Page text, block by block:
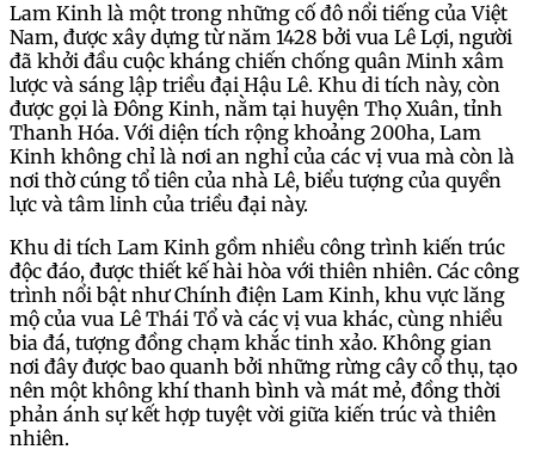
Lam Kinh là một trong những cố đô nổi tiếng của Việt
Nam, được xây dựng từ năm 1428 bởi vua Lê Lợi, người
đã khởi đầu cuộc kháng chiến chống quân Minh xâm
lược và sáng lập triều đại Hậu Lê. Khu di tích này, còn
được gọi là Đông Kinh, nằm tại huyện Thọ Xuân, tỉnh
Thanh Hóa. Với diện tích rộng khoảng 200ha, Lam
Kinh không chỉ là nơi an nghỉ của các vị vua mà còn là
nơi thờ cúng tổ tiên của nhà Lê, biểu tượng của quyền
lực và tâm linh của triều đại này.
Khu di tích Lam Kinh gồm nhiều công trình kiến trúc
độc đáo, được thiết kế hài hòa với thiên nhiên. Các công
trình nổi bật như Chính điện Lam Kinh, khu vực lăng
mộ của vua Lê Thái Tổ và các vị vua khác, cùng nhiều
bia đá, tượng đồng chạm khắc tinh xảo. Không gian
nơi đây được bao quanh bởi những rừng cây cổ thụ, tạo
nên một không khí thanh bình và mát mẻ, đồng thời
phản ánh sự kết hợp tuyệt vời giữa kiến trúc và thiên
nhiên.